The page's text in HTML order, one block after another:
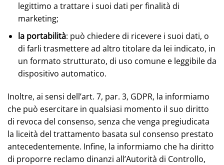
legittimo a trattare i suoi dati per finalità di
marketing;
la portabilità: può chiedere di ricevere i suoi dati, o
di farli trasmettere ad altro titolare da lei indicato, in
un formato strutturato, di uso comune e leggibile da
dispositivo automatico.
Inoltre, ai sensi dell’art. 7, par. 3, GDPR, la informiamo
che può esercitare in qualsiasi momento il suo diritto
di revoca del consenso, senza che venga pregiudicata
la liceità del trattamento basata sul consenso prestato
antecedentemente. Infine, la informiamo che ha diritto
di proporre reclamo dinanzi all’Autorità di Controllo,